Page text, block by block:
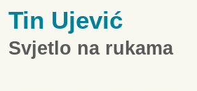
Tin Ujević
Svjetlo na rukama